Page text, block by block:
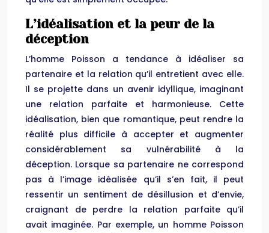
L’idéalisation et la peur de la
déception
L’homme Poisson a tendance à idéaliser sa
partenaire et la relation qu’il entretient avec elle.
Il se projette dans un avenir idyllique, imaginant
une relation parfaite et harmonieuse. Cette
idéalisation, bien que romantique, peut rendre la
réalité plus difficile à accepter et augmenter
considérablement sa vulnérabilité à la
déception. Lorsque sa partenaire ne correspond
pas à l’image idéalisée qu’il s’en fait, il peut
ressentir un sentiment de désillusion et d’envie,
craignant de perdre la relation parfaite qu’il
avait imaginée. Par exemple, un homme Poisson